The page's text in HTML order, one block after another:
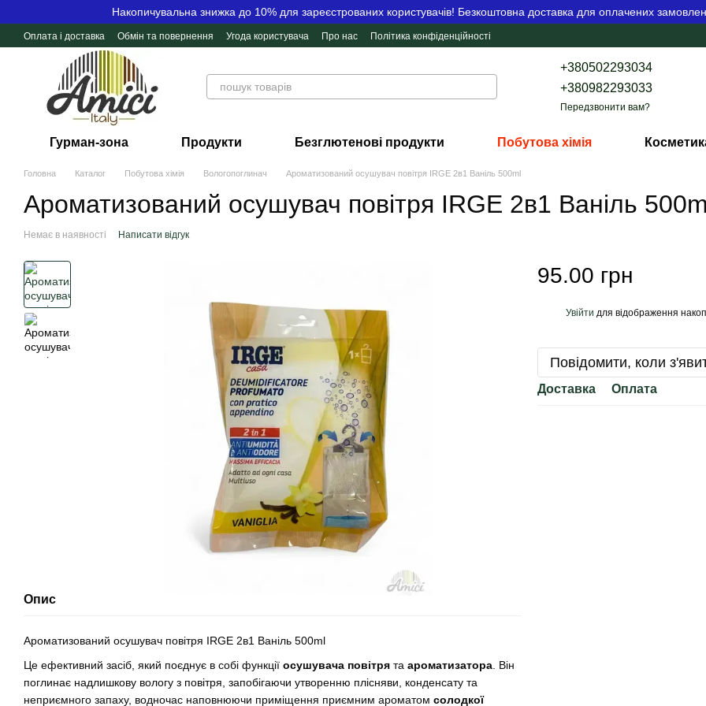
Перейти до основного контентуНакопичувальна знижка до 10% для зареєстрованих користувачів! Безкоштовна доставка для оплачених
Оплата і доставка Обмін та повернення Угода користувача Про нас
Політика конфіденційності
Контактна інформація
+380502293034
+380982293033
Передзвонити вам?
Гурман-зона Продукти Безглютенові продукти Побутова хімія
Головна Каталог Побутова хімія Вологопоглинач Ароматизований осушувач повітря IRGE 2в1 Ваніль 500ml
Ароматизований осушувач повітря IRGE 2в1 Ваніль
Немає в наявності Написати відгук
Опис
Ароматизований осушувач повітря IRGE 2в1 Ваніль 500ml
Це ефективний засіб, який поєднує в собі функції осушувача повітря та ароматизатора . Він
поглинає надлишкову вологу з повітря, запобігаючи утворенню плісняви, конденсату та
неприємного запаху, водночас наповнюючи приміщення приємним ароматом солодкої
95.00 грн
Увійти для відображення
Повідомити, коли
Доставка Оплата